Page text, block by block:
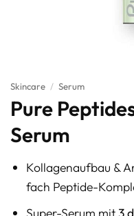
Skincare / Serum
Pure
Serum
Kollagenaufbau &
fach Peptide-